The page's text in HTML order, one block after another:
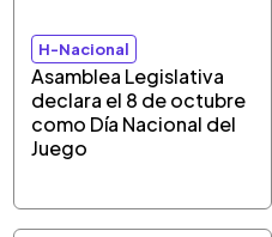
H-Nacional
Asamblea Legislativa
declara el 8 de octubre
como Día Nacional del
Juego